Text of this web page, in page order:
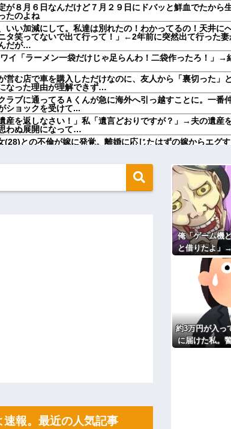
が８月６日なんだけど７月２９日にドバッと鮮血でたから
たのよね
いい加減にして。私達は別れたの！わかってるの！天井に
タ笑ってないで出て行って！」←2年前に突然出て行った妻
だが…
ワイ「ラーメン一袋だけじゃ足らんわ！二袋作ったろ！」→
営む店で車を購入しただけなのに、友人から「裏切った」
なった理由が理解できず…
ラブに通ってるＡくんが急に海外へ引っ越すことに。一番
ショックを受けて...
産を返しなさい！」私「遺言どおりですが？」→夫の遺産
わぬ展開になって…
(28)との不倫が嫁に発覚。離婚に応じたはずの嫁からエグ
』と名付けたら、初対面では必ず女の子だと思われる。同じ
なかった勘違いとは…
機どこ？」親「ちょっと借りたよ」→どうぶつの森を開い
なことになっていて…
たちの姫、佳子さまのお気に入りのドレスがこちらです←
ルフィの幹部、懲役20年に決定する←コレは妥当か？？？？
セン公式、またこういうのでいい丼をポスト
令和最新版の宇垣美里さん←こう言うのでいいんだよが目一
一緒に「お願いします離婚してください。出来るだけの償い
言ってきたからブチ切れて100発ぐらい殴る蹴るでフルボッ
に売っていた4万4000円のフィギュアがヤバすぎるｗｗｗ
と、人の家の金庫触らないでよ！」キチママ『そこに金庫
てみようとしただけ☆』義兄「泥は出てけ！二度と来るな
然】惨殺されたタワマン頂き女子のこの動画、すげええええ
俺「ゲーム機
と借りたよ」
いた瞬間、村
て
約3万円が入っ
に届けた私。
速報。最近の人気記事